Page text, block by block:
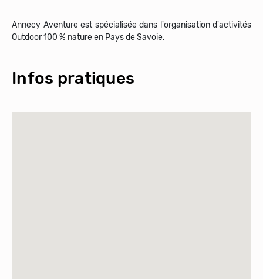
Annecy Aventure est spécialisée dans l'organisation d'activités
Outdoor 100 % nature en Pays de Savoie.
Infos pratiques